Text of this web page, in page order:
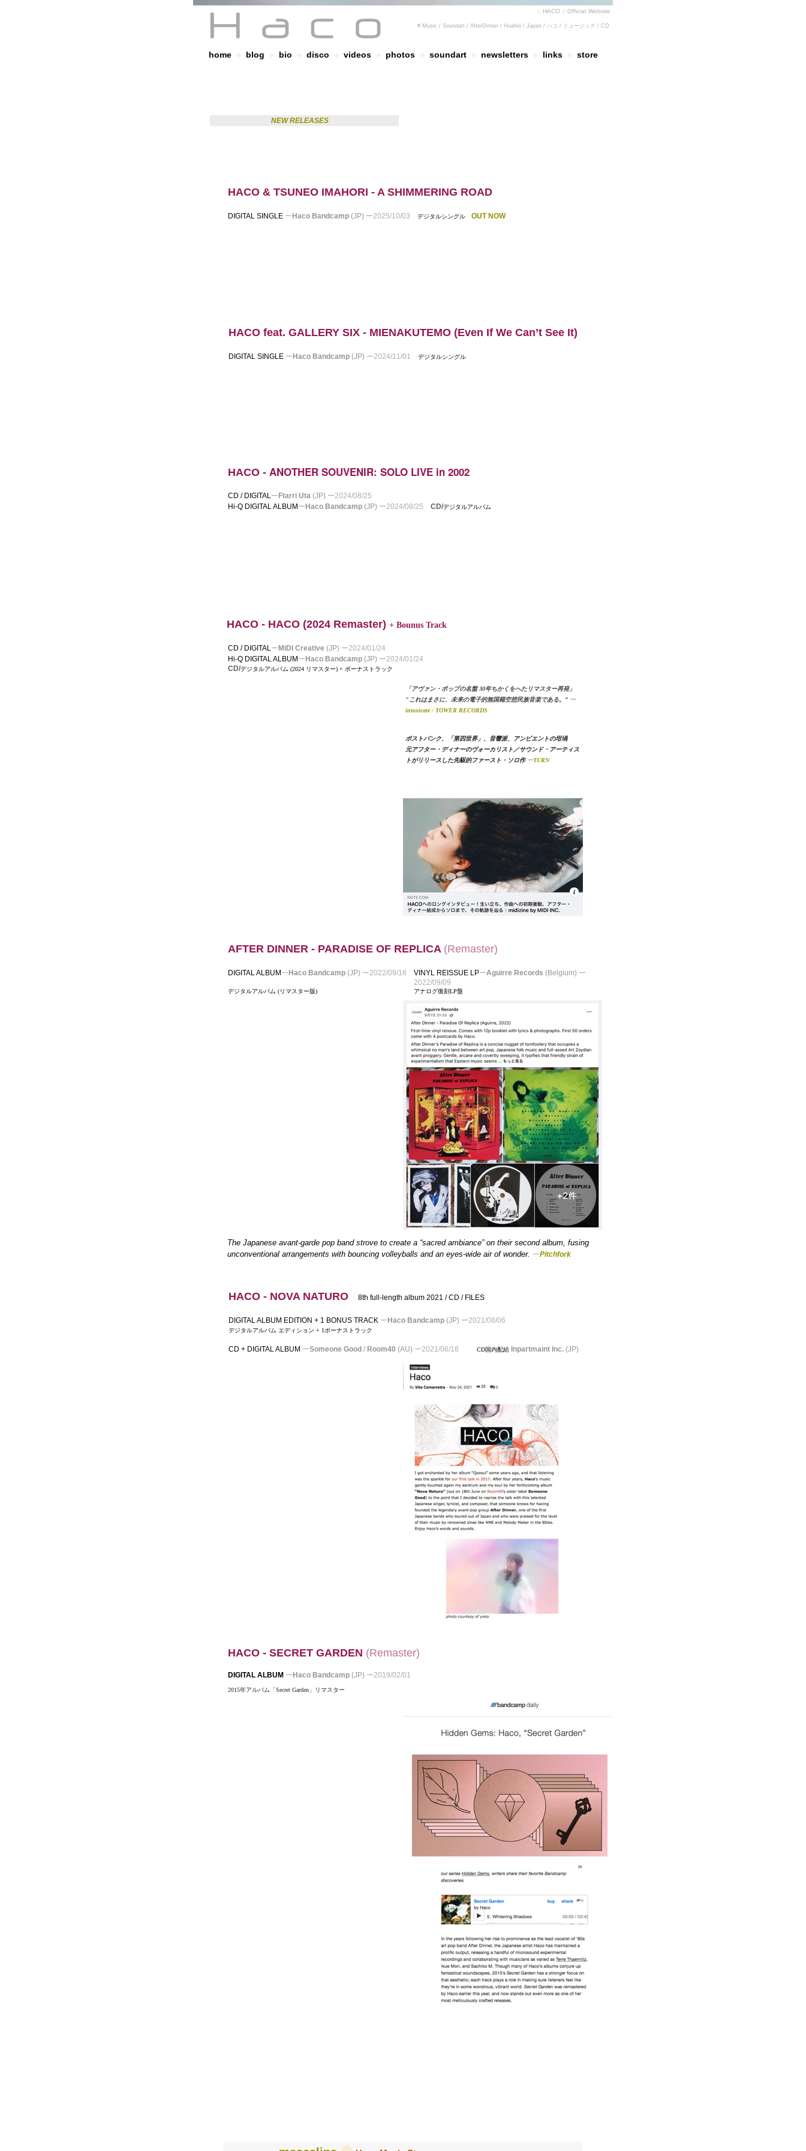
:: HACO :: Official Website
# Music / Soundart / AfterDinner / Hoahio / Japan / ハコ / ミュージック / CD
NEW RELEASES
2015年アルバム「Secret Garden」リマスター
HACO - SECRET GARDEN (Remaster)
DIGITAL ALBUM ー Haco Bandcamp (JP) ー2019/02/01
HACO - NOVA NATURO 8th full-length album 2021 / CD / FILES
CD + DIGITAL ALBUM ーSomeone Good / Room40 (AU) ー2021/06/18 CD国内配給 Inpartmaint Inc. (JP)
DIGITAL ALBUM EDITION + 1 BONUS TRACK ー Haco Bandcamp (JP) ー2021/08/06
デジタルアルバム エディション + 1ボーナストラック
AFTER DINNER - PARADISE OF REPLICA (Remaster)
DIGITAL ALBUM ー Haco Bandcamp (JP) ー2022/09/16
デジタルアルバム (リマスター版)
VINYL REISSUE LPーAguirre Records (Belgium) ー
2022/09/09
アナログ復刻LP盤
The Japanese avant-garde pop band strove to create a “sacred ambiance” on their second album, fusing
unconventional arrangements with bouncing volleyballs and an eyes-wide air of wonder. ーPitchfork
HACO - HACO (2024 Remaster) + Bounus Track
CD / DIGITALー MiDI Creative (JP) ー2024/01/24
Hi-Q DIGITAL ALBUM ー Haco Bandcamp (JP) ー2024/01/24
CD/デジタルアルバム (2024 リマスター) + ボーナストラック
ポストパンク、「第四世界」、音響派、アンビエントの坩堝
元アフター・ディナーのヴォーカリスト／サウンド・アーティス
トがリリースした先駆的ファースト・ソロ作 ーTURN
「アヴァン・ポップの名盤 30年ちかくをへたリマスター再発」
"これはまさに、未来の電子的無国籍空想民族音楽である。” ー
intoxicate/TOWER RECORDS
HACO - ANOTHER SOUVENIR: SOLO LIVE in 2002
CD / DIGITALー Ftarri Uta (JP) ー2024/08/25
Hi-Q DIGITAL ALBUM ー Haco Bandcamp (JP) ー2024/08/25 CD/デジタルアルバム
home blog bio disco videos photos soundart newsletters links store
HACO feat. GALLERY SIX - MIENAKUTEMO (Even If We Can’t See It)
DIGITAL SINGLE ー Haco Bandcamp (JP) ー2024/11/01 デジタルシングル
HACO & TSUNEO IMAHORI - A SHIMMERING ROAD
DIGITAL SINGLE ー Haco Bandcamp (JP) ー2025/10/03 デジタルシングル OUT NOW